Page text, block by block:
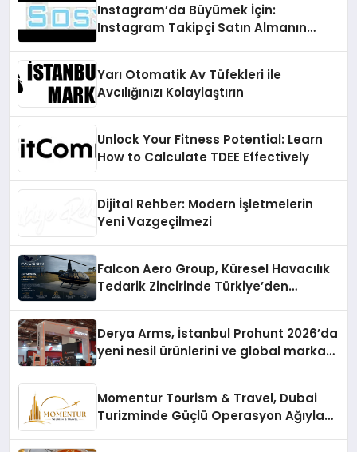
Instagram’da Büyümek İçin:
Instagram Takipçi Satın Almanın
Yarı Otomatik Av Tüfekleri ile
Avcılığınızı Kolaylaştırın
Unlock Your Fitness Potential: Learn
How to Calculate TDEE Effectively
Dijital Rehber: Modern İşletmelerin
Yeni Vazgeçilmezi
Falcon Aero Group, Küresel Havacılık
Tedarik Zincirinde Türkiye’den
Derya Arms, İstanbul Prohunt 2026’da
yeni nesil ürünlerini ve global marka
Momentur Tourism & Travel, Dubai
Turizminde Güçlü Operasyon Ağıyla